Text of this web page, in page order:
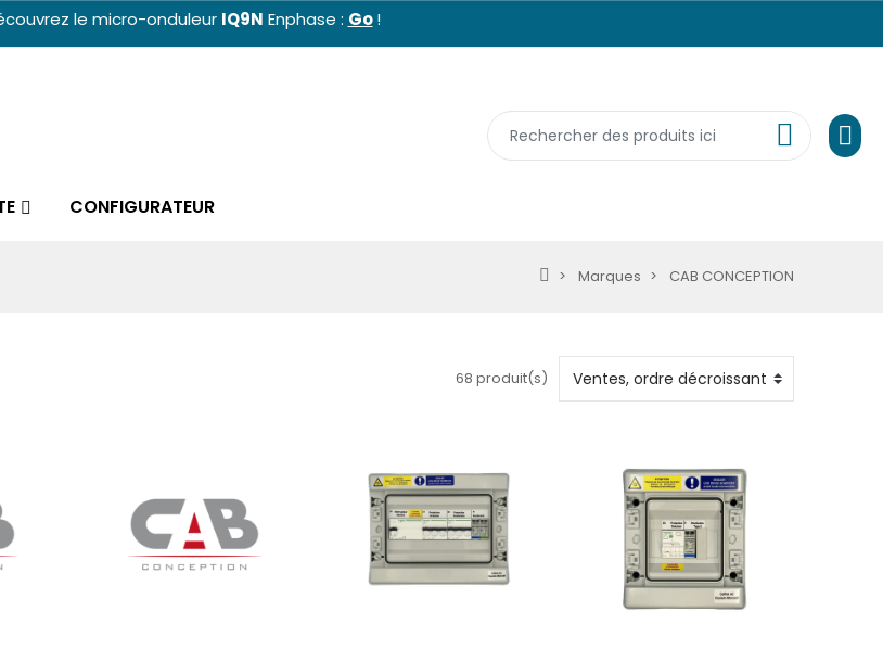
le micro-onduleur IQ9N Enphase : Go !
CONFIGURATEUR
Marques CAB CONCEPTION
68 produit(s)